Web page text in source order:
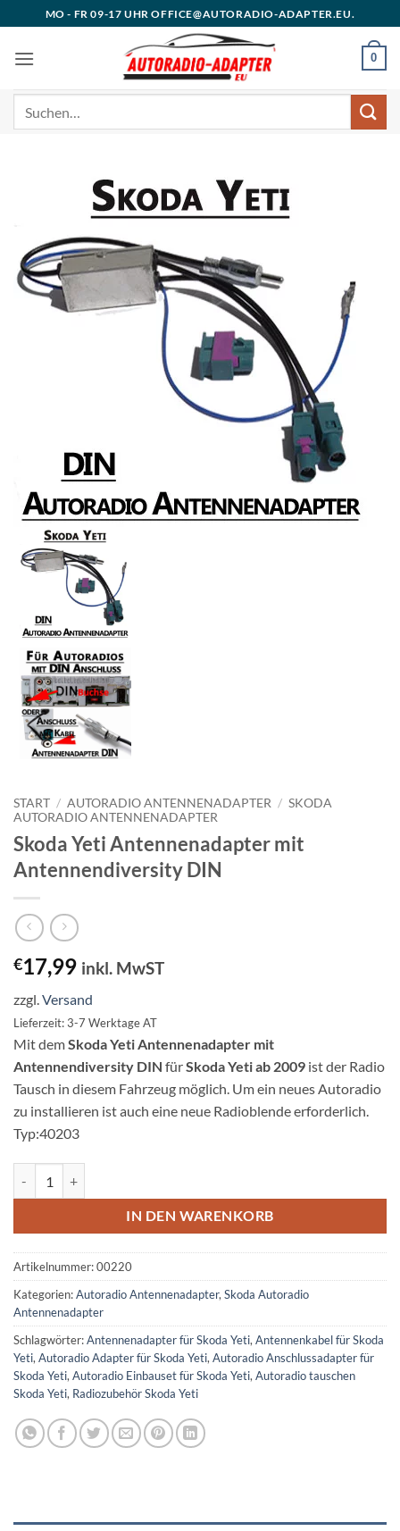
Inhalt
springen
MO - FR 09-17 UHR OFFICE@AUTORADIO-ADAPTER.EU.
0
START / AUTORADIO ANTENNENADAPTER / SKODA
AUTORADIO ANTENNENADAPTER
Skoda Yeti Antennenadapter mit
Antennendiversity DIN
€17,99 inkl. MwST
zzgl.Versand
Lieferzeit: 3-7 Werktage AT
Mit demSkoda Yeti Antennenadapter mit
Antennendiversity DIN fürSkoda Yeti ab 2009 ist der Radio
Tausch in diesem Fahrzeug möglich. Um ein neues Autoradio
zu installieren ist auch eine neue Radioblende erforderlich.
Typ:40203
IN DEN WARENKORB
Artikelnummer:00220
Kategorien:Autoradio Antennenadapter, Skoda Autoradio
Antennenadapter
Schlagwörter:Antennenadapter für Skoda Yeti, Antennenkabel für Skoda
Yeti, Autoradio Adapter für Skoda Yeti, Autoradio Anschlussadapter für
Skoda Yeti, Autoradio Einbauset für Skoda Yeti, Autoradio tauschen
Skoda Yeti, Radiozubehör Skoda Yeti